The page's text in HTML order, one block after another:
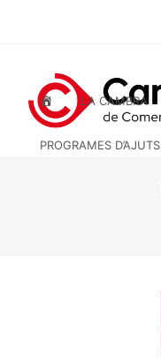
INICI LA CAMBRA
PROGRAMES D’AJUTS